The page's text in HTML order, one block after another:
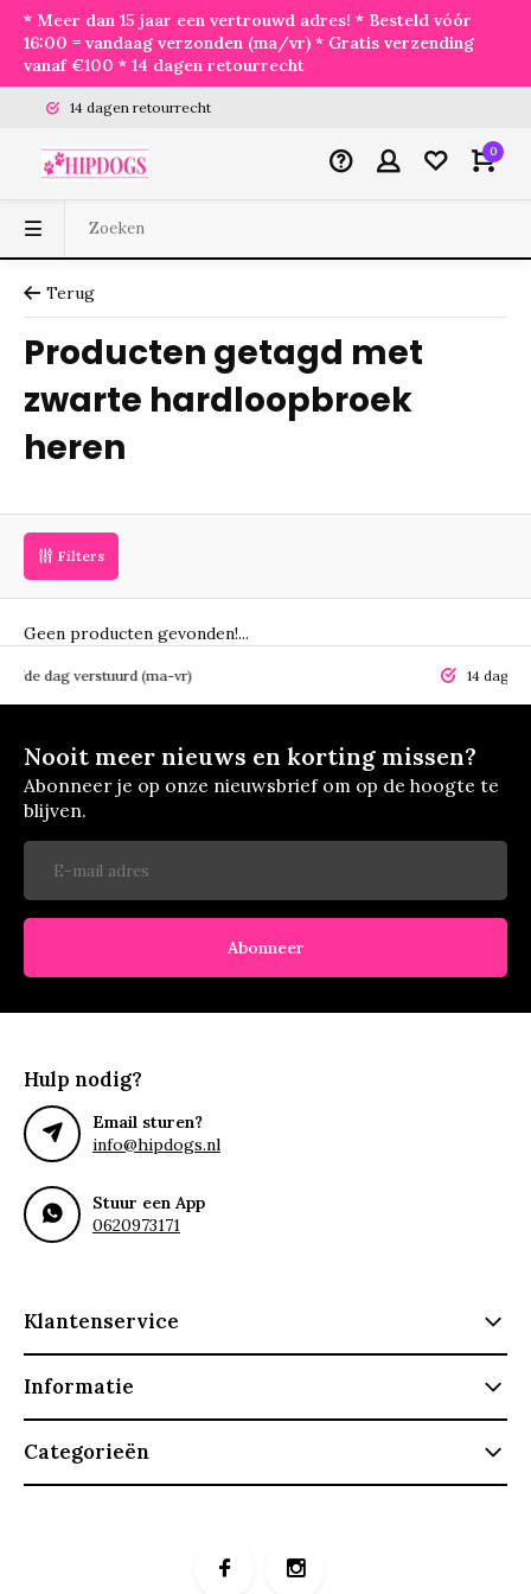
* Meer dan 15 jaar een vertrouwd adres! * Besteld vóór
16:00 = vandaag verzonden (ma/vr) * Gratis verzending
vanaf €100 * 14 dagen retourrecht
14 dagen retourrecht
0
Terug
Producten getagd met
zwarte hardloopbroek
heren
Filters
Geen producten gevonden!...
dag verstuurd (ma-vr) 14 dagen
Nooit meer nieuws en korting missen?
Abonneer je op onze nieuwsbrief om op de hoogte te
blijven.
Abonneer
Hulp nodig?
Email sturen?
info@hipdogs.nl
Stuur een App
0620973171
Klantenservice
Informatie
Categorieën